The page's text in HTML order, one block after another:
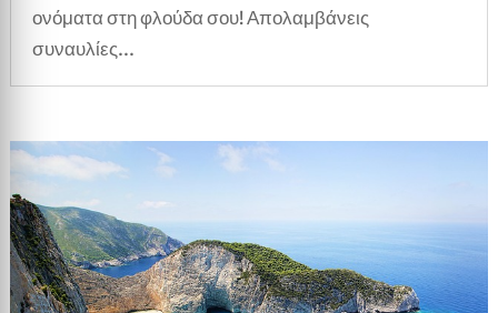
ονόματα στη φλούδα σου! Απολαμβάνεις
συναυλίες...